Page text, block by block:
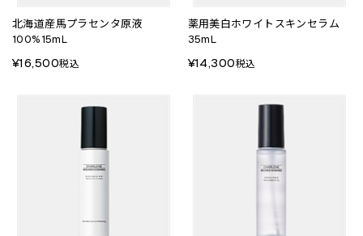
北海道産馬プラセンタ原液
100%15mL
¥16,500税込
薬用美白ホワイトスキンセラム
35mL
¥14,300税込